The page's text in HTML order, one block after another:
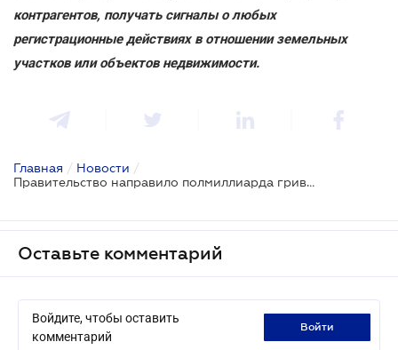
контрагентов, получать сигналы о любых
регистрационные действиях в отношении земельных
участков или объектов недвижимости.
Главная / Новости /
Правительство направило полмиллиарда гривен на погашение долгов перед аграриями
Оставьте комментарий
Войдите, чтобы оставить
комментарий
войти